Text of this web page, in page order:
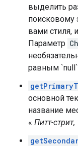
выделить
поисковому
вами стиля,
Параметр
равным
основной
название
« Питт-стрит,